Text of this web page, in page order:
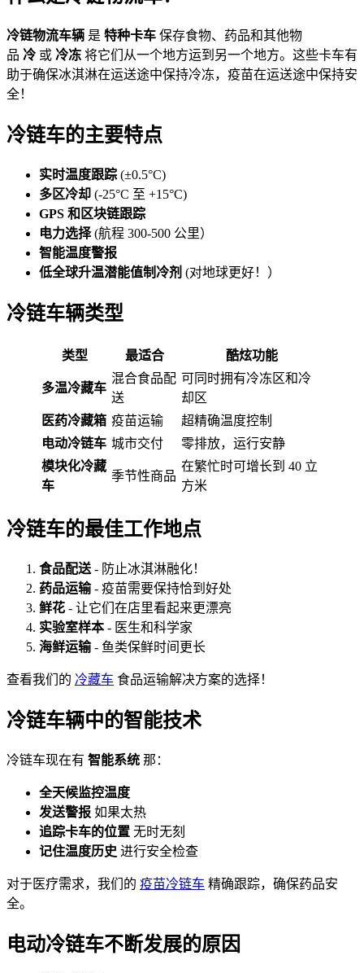
冷链物流车辆 是 特种卡车 保存食物、药品和其他物
品 冷 或 冷冻 将它们从一个地方运到另一个地方。这些卡车有
助于确保冰淇淋在运送途中保持冷冻，疫苗在运送途中保持安
全！
冷链车的主要特点
实时温度跟踪 (±0.5°C)
多区冷却 (-25°C 至 +15°C)
GPS 和区块链跟踪
电力选择(航程 300-500 公里）
智能温度警报
低全球升温潜能值制冷剂 (对地球更好！）
冷链车辆类型
类型 最适合 酷炫功能
多温冷藏车
混合食品配
送
可同时拥有冷冻区和冷
却区
医药冷藏箱 疫苗运输
超精确温度控制
电动冷链车 城市交付
零排放，运行安静
模块化冷藏
车
季节性商品
在繁忙时可增长到 40 立
方米
冷链车的最佳工作地点
食品配送 - 防止冰淇淋融化！
药品运输- 疫苗需要保持恰到好处
鲜花 - 让它们在店里看起来更漂亮
实验室样本- 医生和科学家
海鲜运输- 鱼类保鲜时间更长
查看我们的 冷藏车 食品运输解决方案的选择！
冷链车辆中的智能技术
冷链车现在有 智能系统 那：
全天候监控温度
发送警报 如果太热
追踪卡车的位置 无时无刻
记住温度历史 进行安全检查
对于医疗需求，我们的 疫苗冷链车 精确跟踪，确保药品安
全。
电动冷链车不断发展的原因